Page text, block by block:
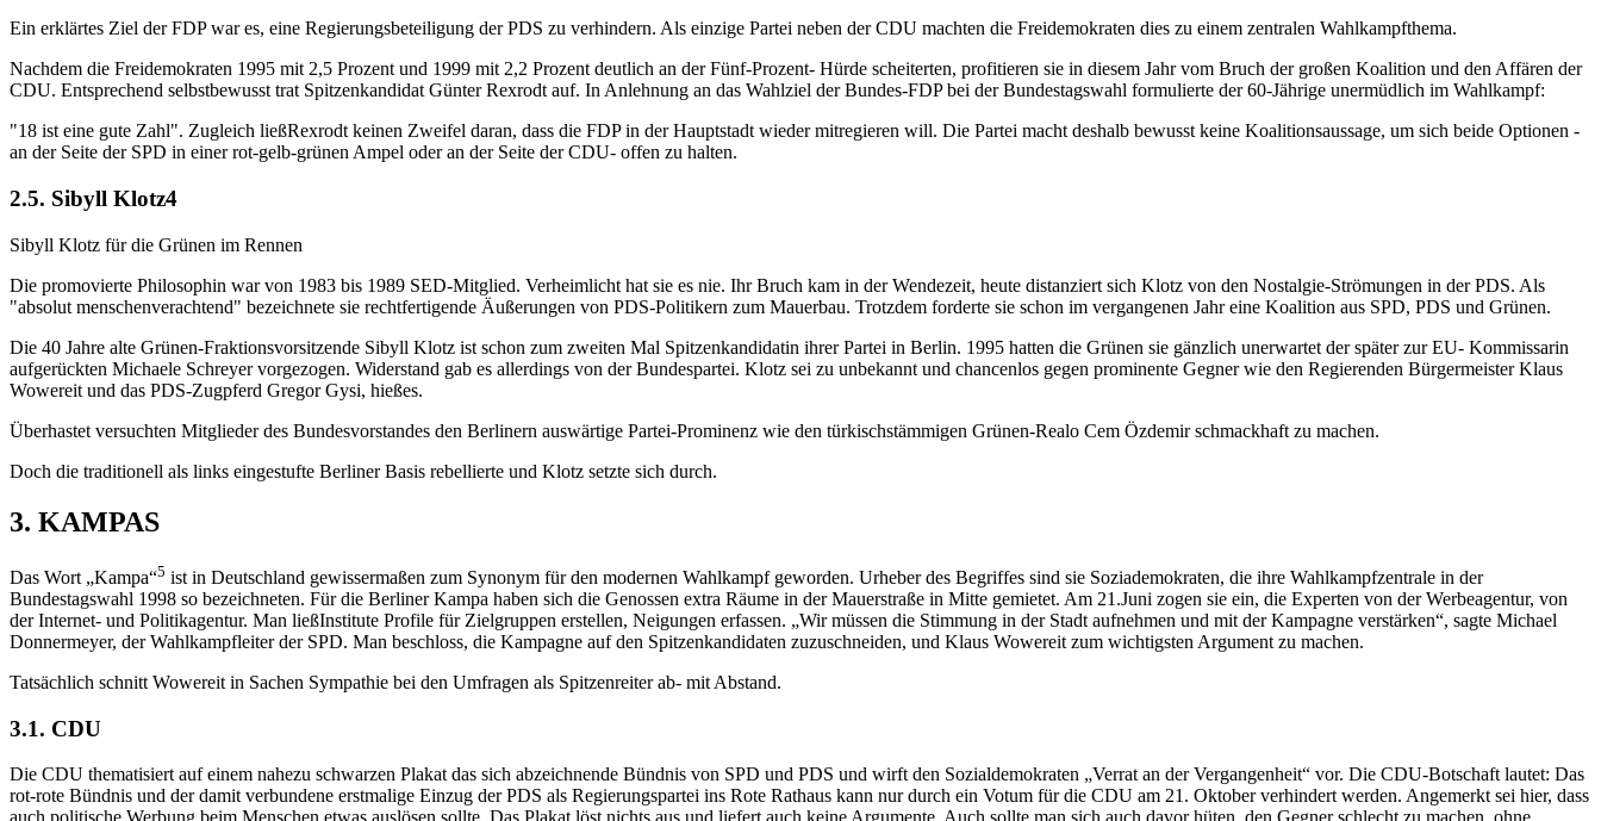
Ein erklärtes Ziel der FDP war es, eine Regierungsbeteiligung der PDS zu verhindern. Als einzige Partei neben der CDU machten die Freidemokraten dies zu einem zentralen Wahlkampfthema.
Nachdem die Freidemokraten 1995 mit 2,5 Prozent und 1999 mit 2,2 Prozent deutlich an der Fünf-Prozent- Hürde scheiterten, profitieren sie in diesem Jahr vom Bruch der großen Koalition und den Affären der
CDU. Entsprechend selbstbewusst trat Spitzenkandidat Günter Rexrodt auf. In Anlehnung an das Wahlziel der Bundes-FDP bei der Bundestagswahl formulierte der 60-Jährige unermüdlich im Wahlkampf:
"18 ist eine gute Zahl". Zugleich ließRexrodt keinen Zweifel daran, dass die FDP in der Hauptstadt wieder mitregieren will. Die Partei macht deshalb bewusst keine Koalitionsaussage, um sich beide Optionen -
an der Seite der SPD in einer rot-gelb-grünen Ampel oder an der Seite der CDU- offen zu halten.
2.5. Sibyll Klotz4
Sibyll Klotz für die Grünen im Rennen
Die promovierte Philosophin war von 1983 bis 1989 SED-Mitglied. Verheimlicht hat sie es nie. Ihr Bruch kam in der Wendezeit, heute distanziert sich Klotz von den Nostalgie-Strömungen in der PDS. Als
"absolut menschenverachtend" bezeichnete sie rechtfertigende Äußerungen von PDS-Politikern zum Mauerbau. Trotzdem forderte sie schon im vergangenen Jahr eine Koalition aus SPD, PDS und Grünen.
Die 40 Jahre alte Grünen-Fraktionsvorsitzende Sibyll Klotz ist schon zum zweiten Mal Spitzenkandidatin ihrer Partei in Berlin. 1995 hatten die Grünen sie gänzlich unerwartet der später zur EU- Kommissarin
aufgerückten Michaele Schreyer vorgezogen. Widerstand gab es allerdings von der Bundespartei. Klotz sei zu unbekannt und chancenlos gegen prominente Gegner wie den Regierenden Bürgermeister Klaus
Wowereit und das PDS-Zugpferd Gregor Gysi, hießes.
Überhastet versuchten Mitglieder des Bundesvorstandes den Berlinern auswärtige Partei-Prominenz wie den türkischstämmigen Grünen-Realo Cem Özdemir schmackhaft zu machen.
Doch die traditionell als links eingestufte Berliner Basis rebellierte und Klotz setzte sich durch.
3. KAMPAS
Das Wort „Kampa“5 ist in Deutschland gewissermaßen zum Synonym für den modernen Wahlkampf geworden. Urheber des Begriffes sind sie Soziademokraten, die ihre Wahlkampfzentrale in der
Bundestagswahl 1998 so bezeichneten. Für die Berliner Kampa haben sich die Genossen extra Räume in der Mauerstraße in Mitte gemietet. Am 21.Juni zogen sie ein, die Experten von der Werbeagentur, von
der Internet- und Politikagentur. Man ließInstitute Profile für Zielgruppen erstellen, Neigungen erfassen. „Wir müssen die Stimmung in der Stadt aufnehmen und mit der Kampagne verstärken“, sagte Michael
Donnermeyer, der Wahlkampfleiter der SPD. Man beschloss, die Kampagne auf den Spitzenkandidaten zuzuschneiden, und Klaus Wowereit zum wichtigsten Argument zu machen.
Tatsächlich schnitt Wowereit in Sachen Sympathie bei den Umfragen als Spitzenreiter ab- mit Abstand.
3.1. CDU
Die CDU thematisiert auf einem nahezu schwarzen Plakat das sich abzeichnende Bündnis von SPD und PDS und wirft den Sozialdemokraten „Verrat an der Vergangenheit“ vor. Die CDU-Botschaft lautet: Das
rot-rote Bündnis und der damit verbundene erstmalige Einzug der PDS als Regierungspartei ins Rote Rathaus kann nur durch ein Votum für die CDU am 21. Oktober verhindert werden. Angemerkt sei hier, dass